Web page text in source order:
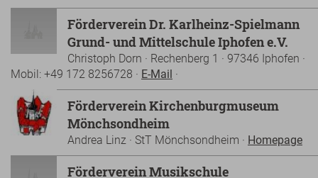
Förderverein Dr. Karlheinz-Spielmann
Grund- und Mittelschule Iphofen e.V.
Christoph Dorn · Rechenberg 1 · 97346 Iphofen ·
Mobil: +49 172 8256728 · E-Mail ·
Förderverein Kirchenburgmuseum
Mönchsondheim
Andrea Linz · StT Mönchsondheim · Homepage
Förderverein Musikschule